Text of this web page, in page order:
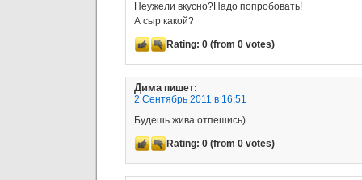
Неужели вкусно?Надо попробовать!
А сыр какой?
Rating: 0 (from 0 votes)
Дима пишет:
2 Сентябрь 2011 в 16:51
Будешь жива отпешись)
Rating: 0 (from 0 votes)